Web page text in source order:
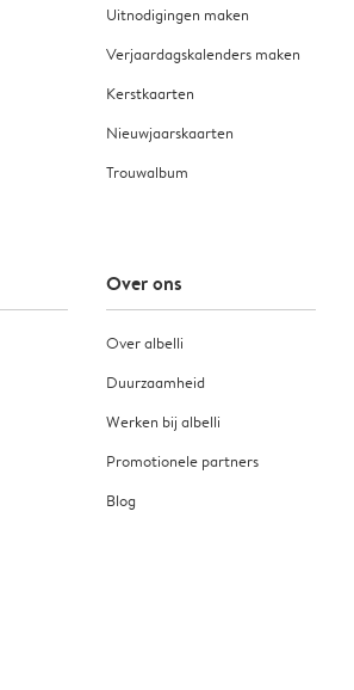
Uitnodigingen maken
Verjaardagskalenders maken
Kerstkaarten
Nieuwjaarskaarten
Trouwalbum
Over ons
Over albelli
Duurzaamheid
Werken bij albelli
Promotionele partners
Blog